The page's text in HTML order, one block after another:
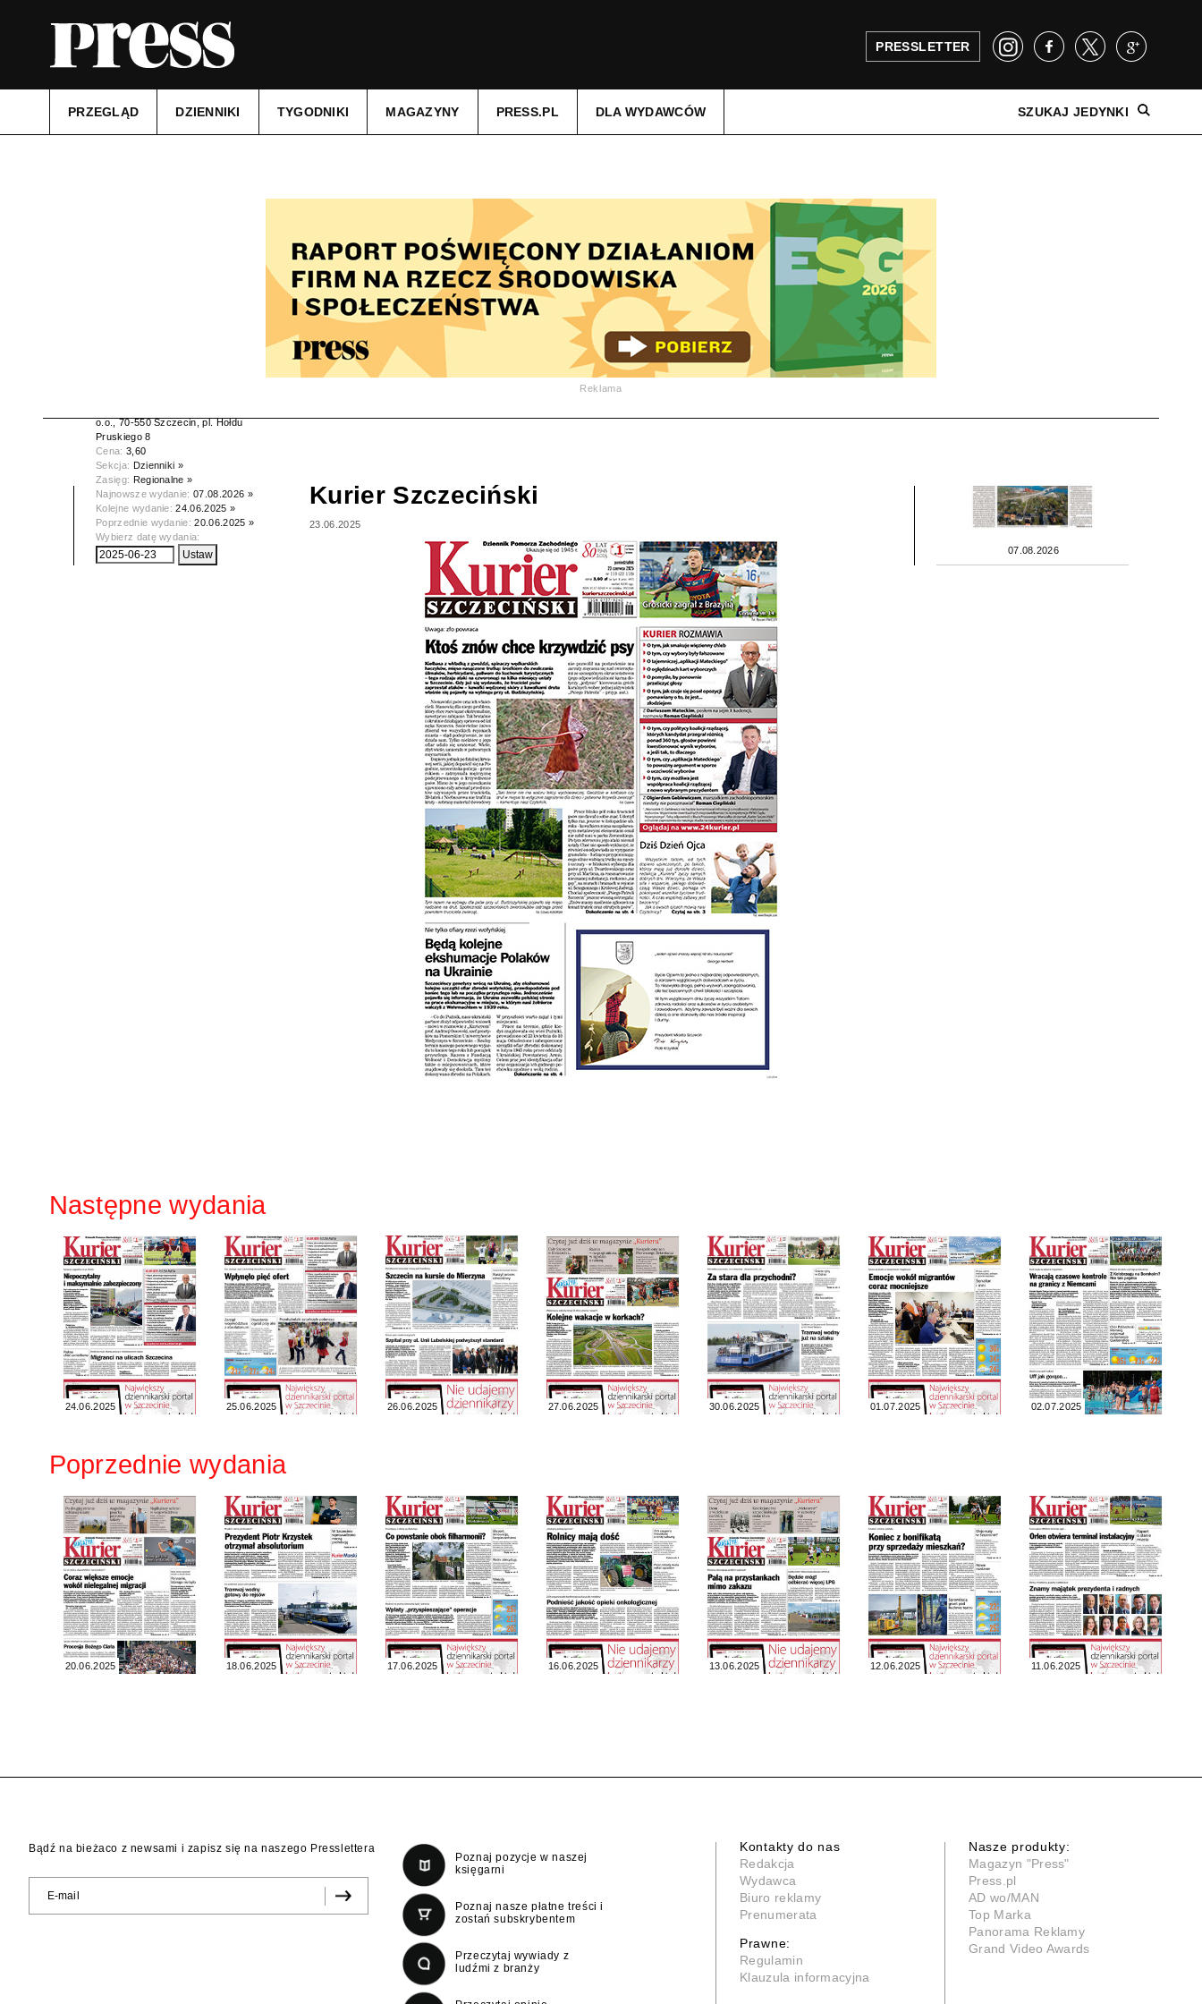
PRESSLETTER
PRZEGLĄD DZIENNIKI TYGODNIKI MAGAZYNY PRESS.PL DLA WYDAWCÓW SZUKAJ JEDYNKI
Reklama
o.o., 70-550 Szczecin, pl. Hołdu
Pruskiego 8
Cena: 3,60
Sekcja: Dzienniki »
Zasięg: Regionalne »
Najnowsze wydanie:07.08.2026 »
Kolejne wydanie:24.06.2025 »
Poprzednie wydanie:20.06.2025 »
Wybierz datę wydania:
Kurier Szczeciński
23.06.2025
07.08.2026
Następne wydania
24.06.2025 25.06.2025 26.06.2025 27.06.2025 30.06.2025 01.07.2025 02.07.2025
Poprzednie wydania
20.06.2025 18.06.2025 17.06.2025 16.06.2025 13.06.2025 12.06.2025 11.06.2025
Bądź na bieżaco z newsami i zapisz się na naszego Presslettera
Poznaj pozycje w naszej
księgarni
Poznaj nasze płatne treści i
zostań subskrybentem
Przeczytaj wywiady z
ludźmi z branży
Kontakty do nas
Redakcja
Wydawca
Biuro reklamy
Prenumerata
Prawne:
Regulamin
Klauzula informacyjna
Nasze produkty:
Magazyn "Press"
Press.pl
AD wo/MAN
Top Marka
Panorama Reklamy
Grand Video Awards